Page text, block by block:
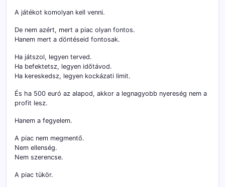
A játékot komolyan kell venni.
De nem azért, mert a piac olyan fontos.
Hanem mert a döntéseid fontosak.
Ha játszol, legyen terved.
Ha befektetsz, legyen időtávod.
Ha kereskedsz, legyen kockázati limit.
És ha 500 euró az alapod, akkor a legnagyobb nyereség nem a
profit lesz.
Hanem a fegyelem.
A piac nem megmentő.
Nem ellenség.
Nem szerencse.
A piac tükör.